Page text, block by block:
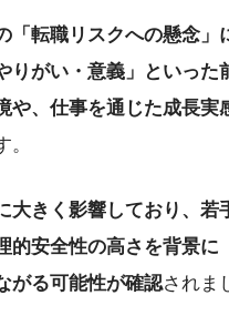
「転職リスクへの懸念
がい・意義」といった
や、仕事を通じた成長
大きく影響しており、
的安全性の高さを背景
がる可能性が確認されま